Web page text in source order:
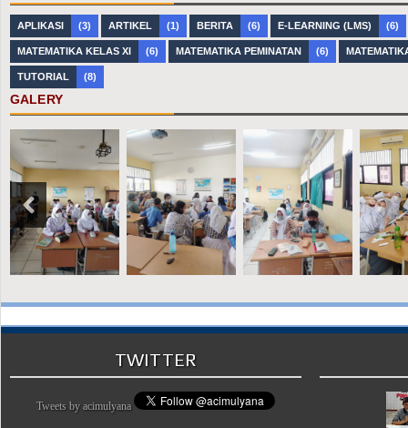
APLIKASI (3) ARTIKEL (1) BERITA (6) E-LEARNING (LMS) (6)
MATEMATIKA KELAS XI (6) MATEMATIKA PEMINATAN (6)
TUTORIAL (8)
GALERY
TWITTER
Tweets by acimulyana